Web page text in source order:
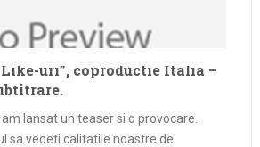
Like-uri”, coproductie Italia –
lansat un teaser si o provocare.
sa vedeti calitatile noastre de